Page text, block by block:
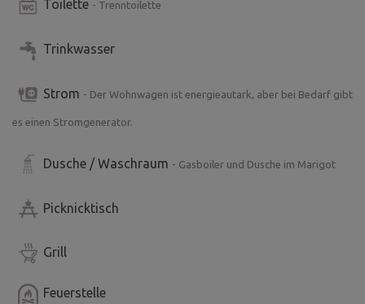
Aussichtstürmen Veselý vrch und Drtinův rozhlednou
Goldmuseum in Nový Knín oder den Hirschpark Homole
ruhigen Lage, umgeben von Natur. Deshalb bitten wir
Toilette - Trenntoilette
Trinkwasser
Strom - Der Wohnwagen ist energieautark, aber bei Bedarf gibt
es einen Stromgenerator.
Dusche / Waschraum - Gasboiler und Dusche im Marigot
Picknicktisch
Grill
Feuerstelle